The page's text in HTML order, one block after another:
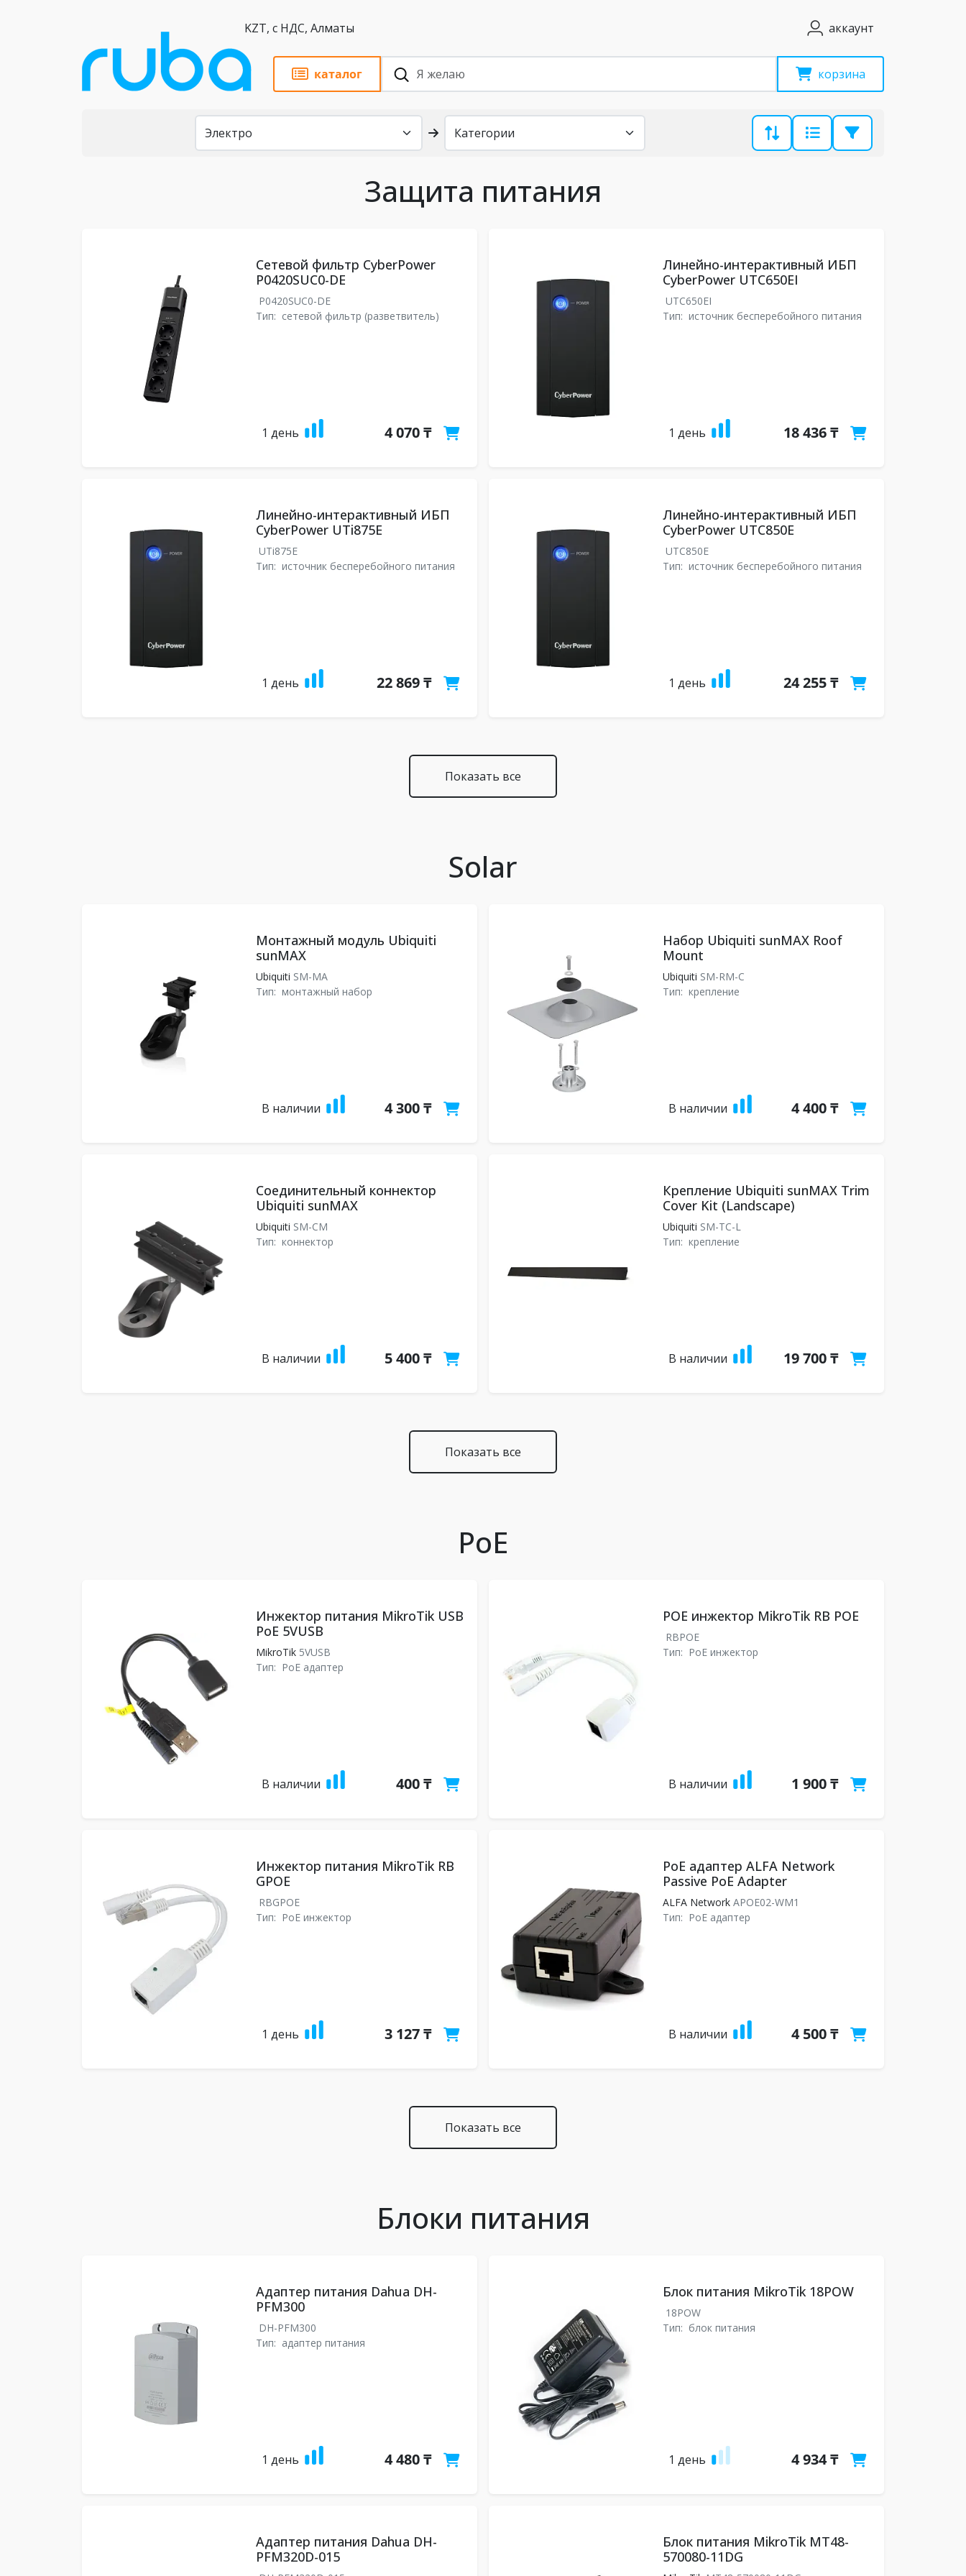
KZT, с НДС, Алматы аккаунт
каталог корзина
Защита питания
Сетевой фильтр CyberPower
P0420SUC0-DE
P0420SUC0-DE
Тип: сетевой фильтр (разветвитель)
1 день 4 070 ₸
Линейно-интерактивный ИБП
CyberPower UTC650EI
UTC650EI
Тип: источник бесперебойного питания
1 день 18 436 ₸
Линейно-интерактивный ИБП
CyberPower UTi875E
UTi875E
Тип: источник бесперебойного питания
1 день 22 869 ₸
Линейно-интерактивный ИБП
CyberPower UTC850E
UTC850E
Тип: источник бесперебойного питания
1 день 24 255 ₸
Показать все
Solar
Монтажный модуль Ubiquiti
sunMAX
Ubiquiti SM-MA
Тип: монтажный набор
В наличии 4 300 ₸
Набор Ubiquiti sunMAX Roof
Mount
Ubiquiti SM-RM-C
Тип: крепление
В наличии 4 400 ₸
Соединительный коннектор
Ubiquiti sunMAX
Ubiquiti SM-CM
Тип: коннектор
В наличии 5 400 ₸
Крепление Ubiquiti sunMAX Trim
Cover Kit (Landscape)
Ubiquiti SM-TC-L
Тип: крепление
В наличии 19 700 ₸
Показать все
PoE
Инжектор питания MikroTik USB
PoE 5VUSB
MikroTik5VUSB
Тип: PoE адаптер
В наличии 400 ₸
POE инжектор MikroTik RB POE
RBPOE
Тип: PoE инжектор
В наличии 1 900 ₸
Инжектор питания MikroTik RB
GPOE
RBGPOE
Тип: PoE инжектор
1 день 3 127 ₸
PoE адаптер ALFA Network
Passive PoE Adapter
ALFA NetworkAPOE02-WM1
Тип: PoE адаптер
В наличии 4 500 ₸
Показать все
Блоки питания
Адаптер питания Dahua DH-
PFM300
DH-PFM300
Тип: адаптер питания
1 день 4 480 ₸
Блок питания MikroTik 18POW
18POW
Тип: блок питания
1 день 4 934 ₸
Адаптер питания Dahua DH-
PFM320D-015
Блок питания MikroTik MT48-
570080-11DG